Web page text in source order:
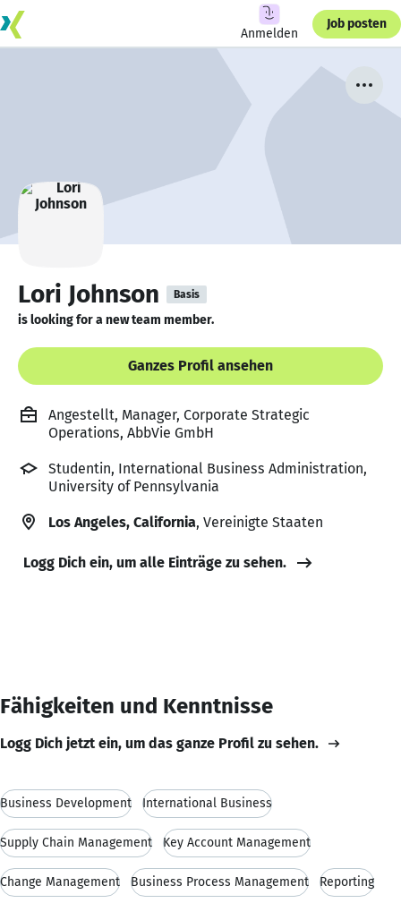
Anmelden
Job posten
Lori Johnson Basis
is looking for a new team member.
Ganzes Profil ansehen
Angestellt, Manager, Corporate Strategic
Operations, AbbVie GmbH
Studentin, International Business Administration,
University of Pennsylvania
Los Angeles, California, Vereinigte Staaten
Logg Dich ein, um alle Einträge zu sehen.
Fähigkeiten und Kenntnisse
Logg Dich jetzt ein, um das ganze Profil zu sehen.
Business Development International Business
Supply Chain Management Key Account Management
Change Management Business Process Management Reporting